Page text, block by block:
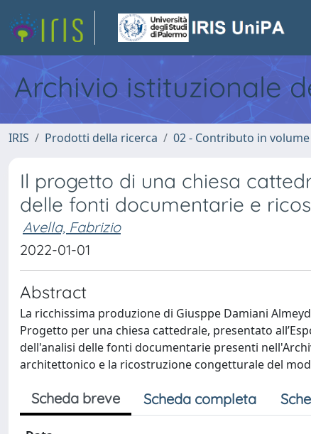
Archivio istituzionale
IRIS Prodotti della ricerca 02 - Contributo in volume
Il progetto di una chiesa
delle fonti documentarie e
Avella, Fabrizio
2022-01-01
Abstract
La ricchissima produzione di Giusppe Damiani
Progetto per una chiesa cattedrale, presentato
dell'analisi delle fonti documentarie presenti
architettonico e la ricostruzione congetturale del
Scheda breve Scheda completa